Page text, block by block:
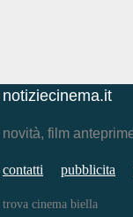
notiziecinema.it
novità, film
contatti pubblicita
trova cinema biella